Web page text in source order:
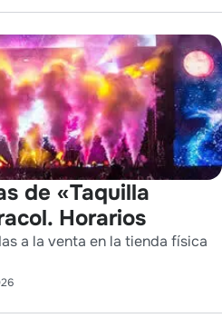
de «Taquilla
Horarios
a la venta en la tienda física